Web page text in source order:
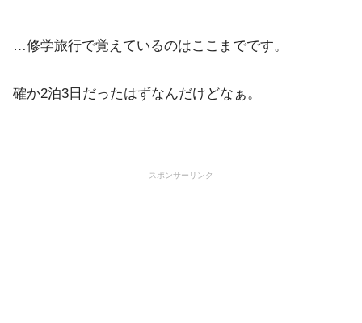
…修学旅行で覚えているのはここまでです。
確か2泊3日だったはずなんだけどなぁ。
スポンサーリンク